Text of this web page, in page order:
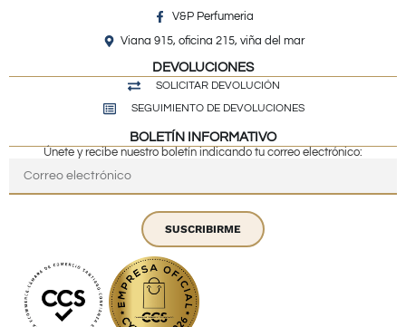
V&P Perfumeria
Viana 915, oficina 215, viña del mar
DEVOLUCIONES
SOLICITAR DEVOLUCIÓN
SEGUIMIENTO DE DEVOLUCIONES
BOLETÍN INFORMATIVO
Únete y recibe nuestro boletín indicando tu correo electrónico:
SUSCRIBIRME